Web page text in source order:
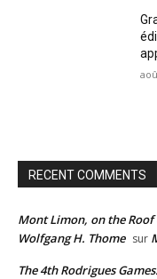
RECENT COMMENTS
Mont Limon, on the Roof
Wolfgang H. Thome sur
The 4th Rodrigues